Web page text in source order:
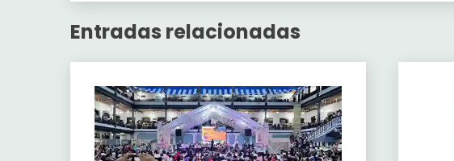
Entradas relacionadas